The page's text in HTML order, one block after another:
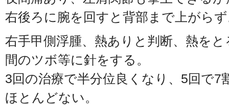
右後ろに腕を回すと背部まで上がら
右手甲側浮腫、熱ありと判断、熱を
間のツボ等に針をする。
3回の治療で半分位良くなり、5回で7
ほとんどない。